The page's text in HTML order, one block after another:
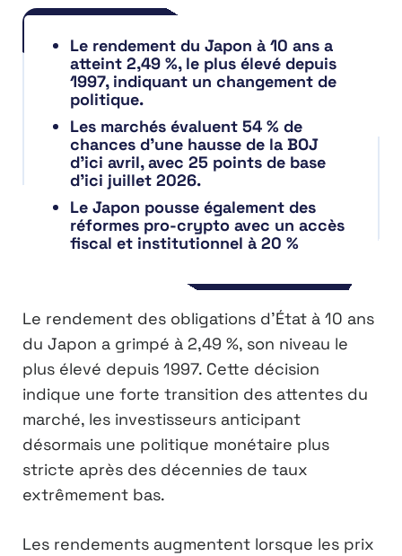
Le rendement du Japon à 10 ans a
atteint 2,49 %, le plus élevé depuis
1997, indiquant un changement de
politique.
Les marchés évaluent 54 % de
chances d’une hausse de la BOJ
d’ici avril, avec 25 points de base
d’ici juillet 2026.
Le Japon pousse également des
réformes pro-crypto avec un accès
fiscal et institutionnel à 20 %
Le rendement des obligations d’État à 10 ans
du Japon a grimpé à 2,49 %, son niveau le
plus élevé depuis 1997. Cette décision
indique une forte transition des attentes du
marché, les investisseurs anticipant
désormais une politique monétaire plus
stricte après des décennies de taux
extrêmement bas.
Les rendements augmentent lorsque les prix